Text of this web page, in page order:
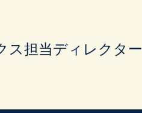
ス担当ディレクター